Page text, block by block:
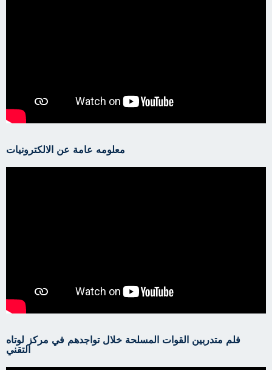
معلومه عامة عن الالكترونيات
فلم متدربين القوات المسلحة خلال تواجدهم في مركز لوتاه
التقني